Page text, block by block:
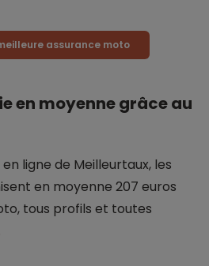
assurance moto
en moyenne grâce au
ligne de Meilleurtaux, les
en moyenne 207 euros
tous profils et toutes